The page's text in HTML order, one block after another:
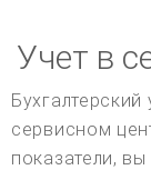
Учет в
сервисном
показатели,